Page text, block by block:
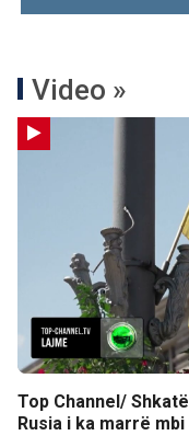
Video »
Top Channel/
Rusia i ka marrë